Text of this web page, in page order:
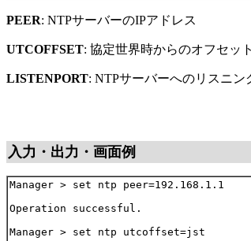
PEER: NTPサーバーのIPアドレス
UTCOFFSET: 協定世界時からのオフセッ
LISTENPORT: NTPサーバーへのリスニン
入力・出力・画面例
Manager > set ntp peer=192.168.1.1
Operation successful.
Manager > set ntp utcoffset=jst